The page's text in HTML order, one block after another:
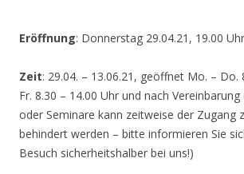
Eröffnung: Donnerstag 29.04.21, 19.00 Uhr
Zeit: 29.04. – 13.06.21, geöffnet Mo. – Do.
Fr. 8.30 – 14.00 Uhr und nach
oder Seminare kann zeitweise der Zugang
behindert werden – bitte informieren Sie
Besuch sicherheitshalber bei uns!)